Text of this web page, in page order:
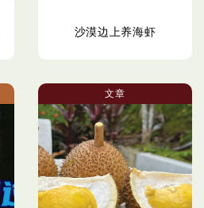
沙漠边上养海虾
文章